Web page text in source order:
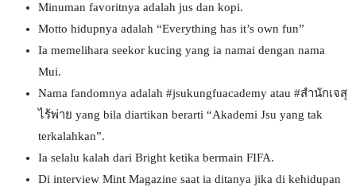
Minuman favoritnya adalah jus dan kopi.
Motto hidupnya adalah “Everything has it’s own fun”
Ia memelihara seekor kucing yang ia namai dengan nama
Mui.
Nama fandomnya adalah #jsukungfuacademy atau #สำนักเจสุ
ไร้พ่าย yang bila diartikan berarti “Akademi Jsu yang tak
terkalahkan”.
Ia selalu kalah dari Bright ketika bermain FIFA.
Di interview Mint Magazine saat ia ditanya jika di kehidupan